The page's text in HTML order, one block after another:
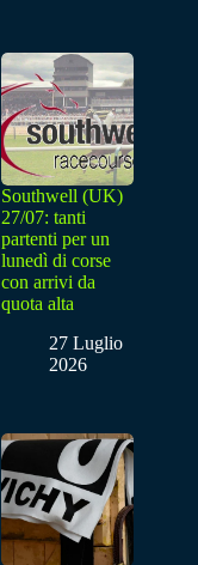
Southwell (UK)
27/07: tanti
partenti per un
lunedì di corse
con arrivi da
quota alta
27 Luglio
2026